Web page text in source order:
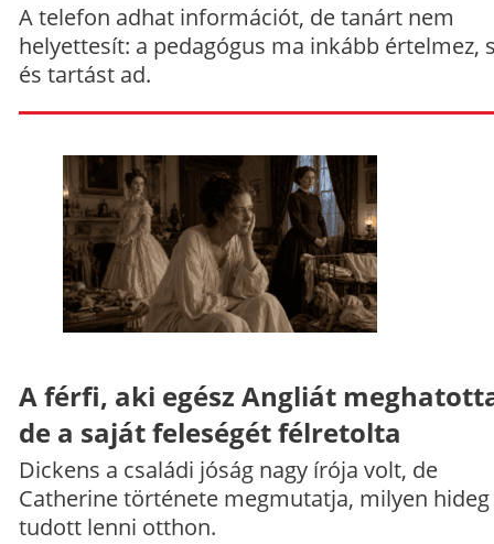
A telefon adhat információt, de tanárt nem
helyettesít: a pedagógus ma inkább értelmez,
és tartást ad.
A férfi, aki egész Angliát
de a saját feleségét félretolta
Dickens a családi jóság nagy írója volt, de
Catherine története megmutatja, milyen hideg
tudott lenni otthon.